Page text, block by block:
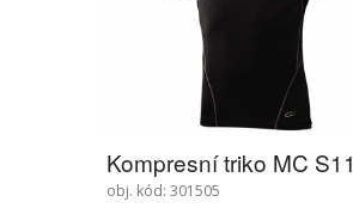
Kompresní triko MC S11
obj. kód: 301505